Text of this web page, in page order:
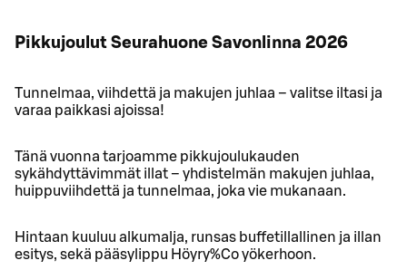
Pikkujoulut Seurahuone Savonlinna 2026
Tunnelmaa, viihdettä ja makujen juhlaa – valitse iltasi ja
varaa paikkasi ajoissa!
Tänä vuonna tarjoamme pikkujoulukauden
sykähdyttävimmät illat – yhdistelmän makujen juhlaa,
huippuviihdettä ja tunnelmaa, joka vie mukanaan.
Hintaan kuuluu alkumalja, runsas buffetillallinen ja illan
esitys, sekä pääsylippu Höyry%Co yökerhoon.